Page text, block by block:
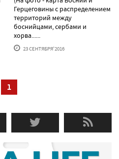
Герцеговины с распределением
территорий между
боснийцами, сербами и
хорва......
23 СЕНТЯБРЯ'2016
1